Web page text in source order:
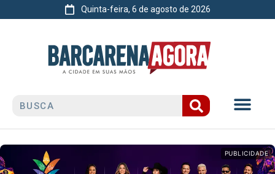
Quinta-feira, 6 de agosto de 2026
PUBLICIDADE